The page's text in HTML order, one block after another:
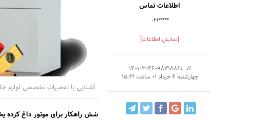
اطلاعات تماس
۰۲۱*****
[نمایش اطلاعات]
کد: 140103046098318861
چهارشنبه 4 خرداد 01 ساعت 15:31
آشنایی با تعمیرات تخصصی لوازم
شش راهکار برای موتور داغ کرده